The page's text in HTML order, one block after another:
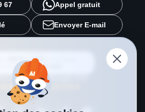
67 Appel gratuit
Envoyer E-mail
METAL 2000
préférée surGoogle